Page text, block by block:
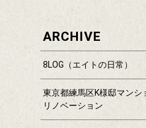
ARCHIVE
8LOG（エイトの日常）
東京都練馬区K様邸マンシ
リノベーション